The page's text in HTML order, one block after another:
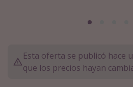
Tailandia
Esta oferta se publicó hace
que los precios hayan